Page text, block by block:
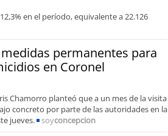
en el período, equivalente a 22.126
permanentes para
en Coronel
Chamorro planteó que a un mes de la visita
concreto por parte de las autoridades en la
jueves.
soyconcepcion